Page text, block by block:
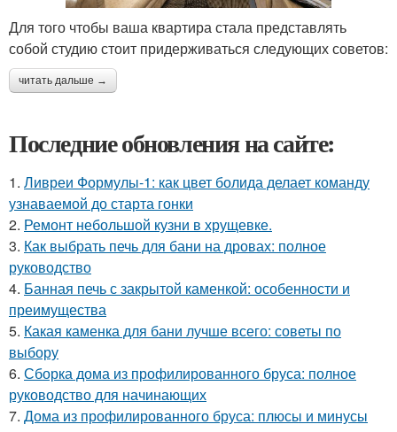
Для того чтобы ваша квартира стала представлять
собой студию стоит придерживаться следующих советов:
читать дальше →
Последние обновления на сайте:
1. Ливреи Формулы-1: как цвет болида делает команду
узнаваемой до старта гонки
2. Ремонт небольшой кузни в хрущевке.
3. Как выбрать печь для бани на дровах: полное
руководство
4. Банная печь с закрытой каменкой: особенности и
преимущества
5. Какая каменка для бани лучше всего: советы по
выбору
6. Сборка дома из профилированного бруса: полное
руководство для начинающих
7. Дома из профилированного бруса: плюсы и минусы